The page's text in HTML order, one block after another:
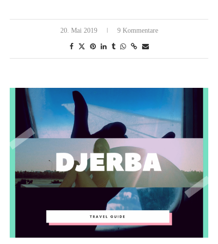
20. Mai 2019 9 Kommentare